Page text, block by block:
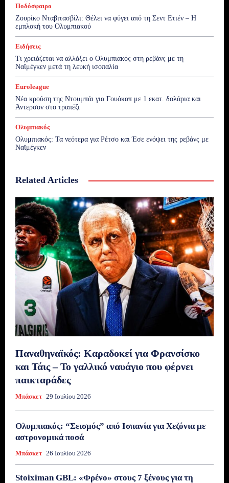
Ποδόσφαιρο
Ζουρίκο Νταβιτασβίλι: Θέλει να φύγει από τη Σεντ Ετιέν – Η
εμπλοκή του Ολυμπιακού
Ειδήσεις
Τι χρειάζεται να αλλάξει ο Ολυμπιακός στη ρεβάνς με τη
Ναϊμέγκεν μετά τη λευκή ισοπαλία
Euroleague
Νέα κρούση της Ντουμπάι για Γουόκαπ με 1 εκατ. δολάρια και
Άντερσον στο τραπέζι
Ολυμπιακός
Ολυμπιακός: Τα νεότερα για Ρέτσο και Έσε ενόψει της ρεβάνς με
Ναϊμέγκεν
Related Articles
Παναθηναϊκός: Καραδοκεί για Φρανσίσκο
και Τάις – Το γαλλικό ναυάγιο που φέρνει
παικταράδες
Μπάσκετ 29 Ιουλίου 2026
Ολυμπιακός: “Σεισμός” από Ισπανία για Χεζόνια με
αστρονομικά ποσά
Μπάσκετ 26 Ιουλίου 2026
Stoiximan GBL: «Φρένο» στους 7 ξένους για τη